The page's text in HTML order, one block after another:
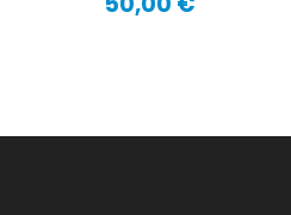
20CV - 25CV
Precio